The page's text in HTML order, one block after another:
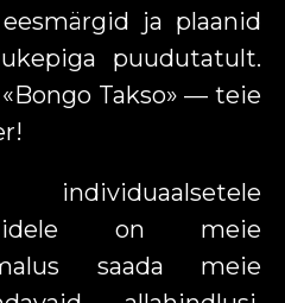
ja plaanid
puudutatult.
Takso» — teie
on meie
saada meie